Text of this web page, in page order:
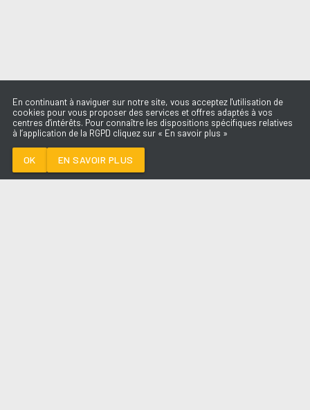
BZRP MUSIC
En continuant à naviguer sur notre site, vous acceptez l'utilisation de
cookies pour vous proposer des services et offres adaptés à vos
centres d'intérêts. Pour connaître les dispositions spécifiques relatives
à l’application de la RGPD cliquez sur « En savoir plus »
OK EN SAVOIR PLUS